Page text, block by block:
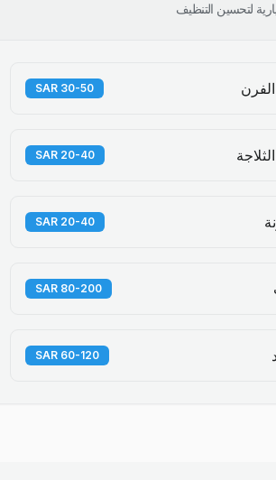
لتحسين التنظيف
30-50 SAR
20-40 SAR
20-40 SAR
80-200 SAR
60-120 SAR